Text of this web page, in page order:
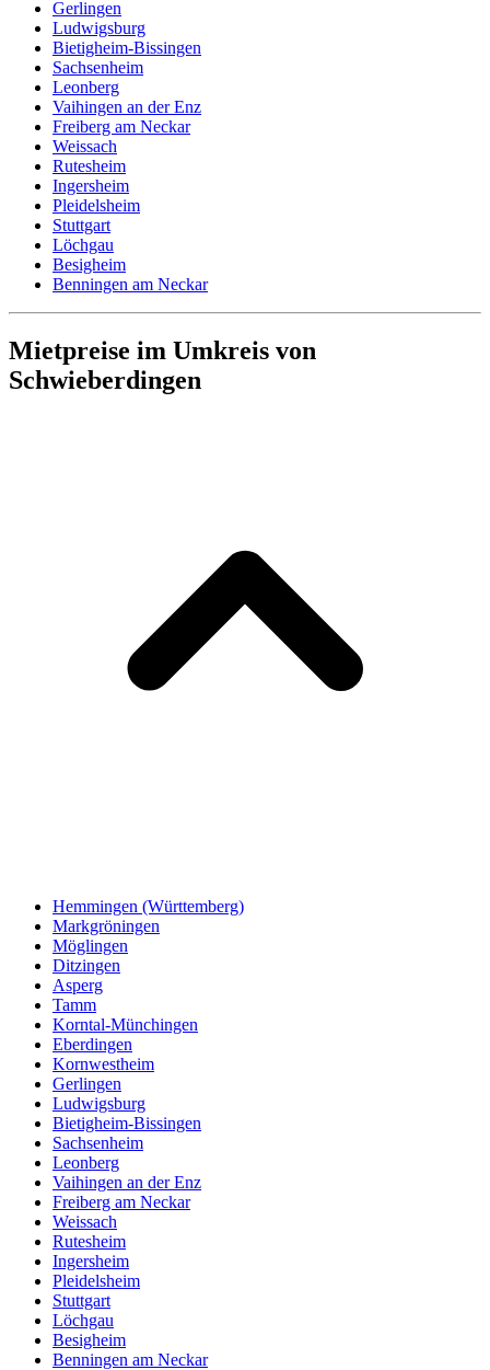
Gerlingen
Ludwigsburg
Bietigheim-Bissingen
Sachsenheim
Leonberg
Vaihingen an der Enz
Freiberg am Neckar
Weissach
Rutesheim
Ingersheim
Pleidelsheim
Stuttgart
Löchgau
Besigheim
Benningen am Neckar
Mietpreise im Umkreis von
Schwieberdingen
Hemmingen (Württemberg)
Markgröningen
Möglingen
Ditzingen
Asperg
Tamm
Korntal-Münchingen
Eberdingen
Kornwestheim
Gerlingen
Ludwigsburg
Bietigheim-Bissingen
Sachsenheim
Leonberg
Vaihingen an der Enz
Freiberg am Neckar
Weissach
Rutesheim
Ingersheim
Pleidelsheim
Stuttgart
Löchgau
Besigheim
Benningen am Neckar